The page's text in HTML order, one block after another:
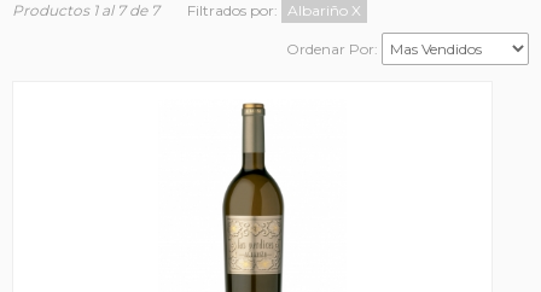
Productos 1 al 7 de 7 Filtrados por: Albariño X
Ordenar Por: